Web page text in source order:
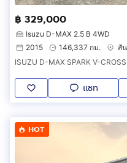
฿ 329,000
Isuzu D-MAX 2.5 B 4WD
2015
146,337 กม.
สั
ISUZU D-MAX SPARK V-
แชท
HOT